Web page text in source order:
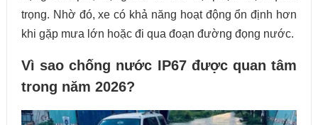
trọng. Nhờ đó, xe có khả năng hoạt động ổn định hơn
khi gặp mưa lớn hoặc đi qua đoạn đường đọng nước.
Vì sao chống nước IP67 được quan tâm
trong năm 2026?